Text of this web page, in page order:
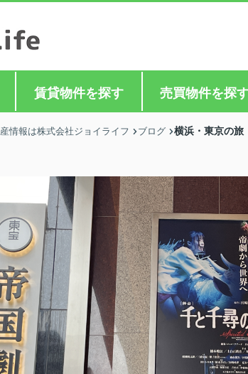
賃貸物件を探す 売買物件を探
情報は株式会社ジョイライフ ブログ 横浜・東京の旅